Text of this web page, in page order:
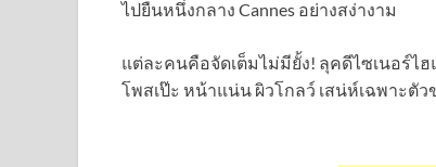
ไปยืนหนึ่งกลาง Cannes อย่างสง่างาม
แต่ละคนคือจัดเต็มไม่มียั้ง! ลุคดีไซเนอร์ไ
โพสเป๊ะ หน้าแน่น ผิวโกลว์ เสน่ห์เฉพาะตั